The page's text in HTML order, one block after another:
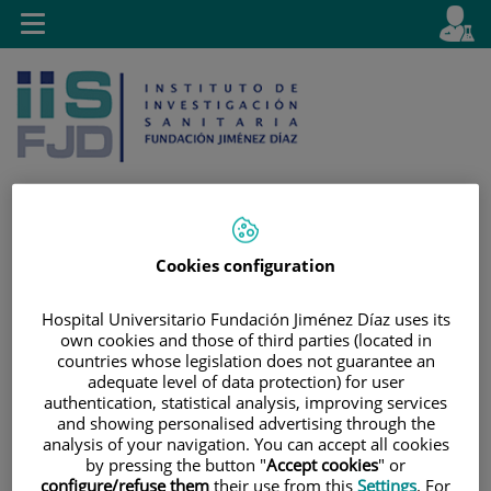
Saltar al contenido
contenido
idioma
activo
es
Toggle
navigation
Cookies configuration
Hospital Universitario Fundación Jiménez Díaz uses its
own cookies and those of third parties (located in
countries whose legislation does not guarantee an
adequate level of data protection) for user
authentication, statistical analysis, improving services
and showing personalised advertising through the
analysis of your navigation. You can accept all cookies
by pressing the button "Accept cookies" or
configure/refuse them their use from this Settings. For